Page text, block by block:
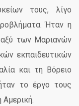
τους, λίγο
Ήταν η
των Μαριανών
εκπαιδευτικών
και τη Βόρειο
το έργο τους
Αμερική.